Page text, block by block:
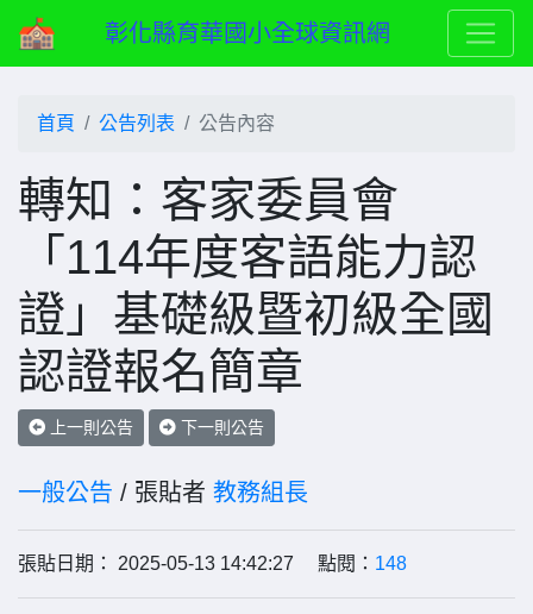
彰化縣育華國小全球資訊網
首頁 公告列表 公告內容
轉知：客家委員會
「114年度客語能力認
證」基礎級暨初級全國
認證報名簡章
上一則公告 下一則公告
一般公告 / 張貼者 教務組長
張貼日期： 2025-05-13 14:42:27 點閱： 148